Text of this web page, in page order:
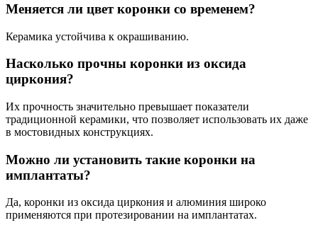
Меняется ли цвет коронки со временем?
Керамика устойчива к окрашиванию.
Насколько прочны коронки из оксида
циркония?
Их прочность значительно превышает показатели
традиционной керамики, что позволяет использовать их даже
в мостовидных конструкциях.
Можно ли установить такие коронки на
имплантаты?
Да, коронки из оксида циркония и алюминия широко
применяются при протезировании на имплантатах.